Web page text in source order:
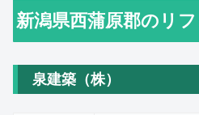
新潟県西蒲原郡のリ
泉建築（株）